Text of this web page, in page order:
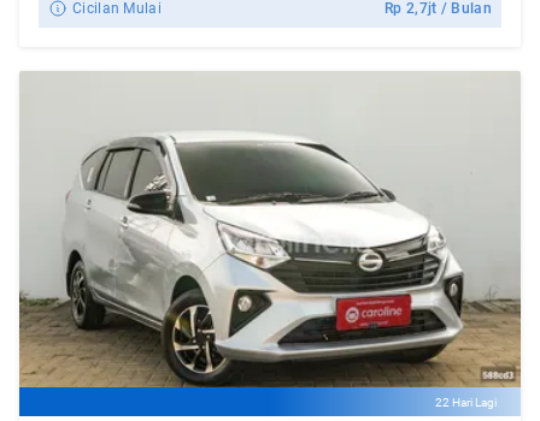
Cicilan Mulai Rp2,7jt / Bulan
22 Hari Lagi